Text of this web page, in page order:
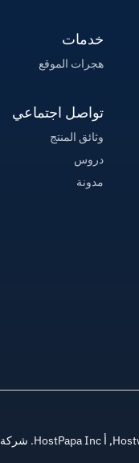
خدمات
هجرات الموقع
تواصل اجتماعي
وثائق المنتج
دروس
مدونة